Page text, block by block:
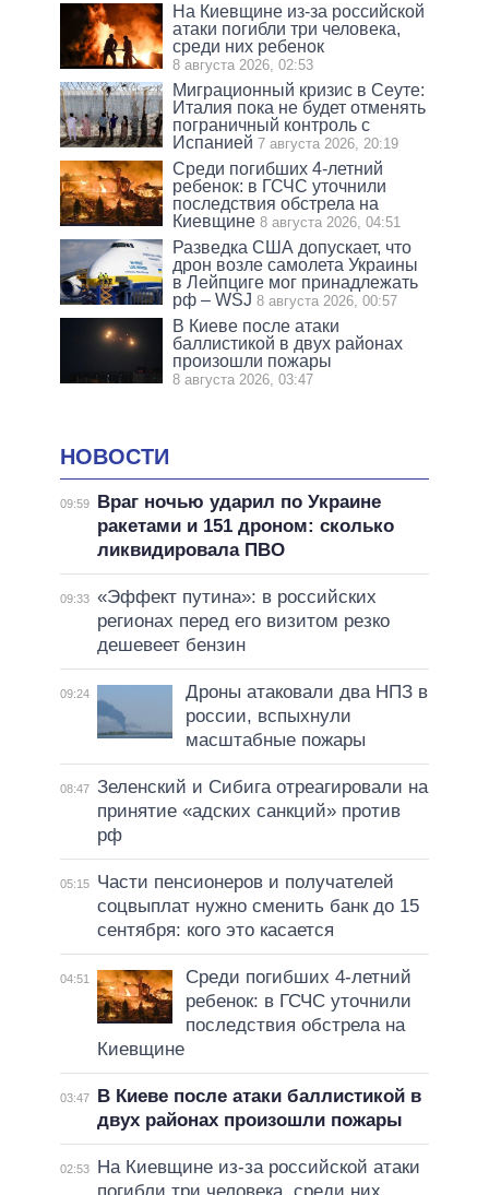
На Киевщине из-за российской
атаки погибли три человека,
среди них ребенок
8 августа 2026, 02:53
Миграционный кризис в Сеуте:
Италия пока не будет отменять
пограничный контроль с
Испанией 7 августа 2026, 20:19
Среди погибших 4-летний
ребенок: в ГСЧС уточнили
последствия обстрела на
Киевщине 8 августа 2026, 04:51
Разведка США допускает, что
дрон возле самолета Украины
в Лейпциге мог принадлежать
рф – WSJ 8 августа 2026, 00:57
В Киеве после атаки
баллистикой в двух районах
произошли пожары
8 августа 2026, 03:47
НОВОСТИ
09:59
Враг ночью ударил по Украине
ракетами и 151 дроном: сколько
ликвидировала ПВО
09:33 «Эффект путина»: в российских
регионах перед его визитом резко
дешевеет бензин
09:24
Дроны атаковали два НПЗ в
россии, вспыхнули
масштабные пожары
08:47 Зеленский и Сибига отреагировали на
принятие «адских санкций» против
рф
05:15
Части пенсионеров и получателей
соцвыплат нужно сменить банк до 15
сентября: кого это касается
04:51
Среди погибших 4-летний
ребенок: в ГСЧС уточнили
последствия обстрела на
Киевщине
03:47
В Киеве после атаки баллистикой в
двух районах произошли пожары
02:53
На Киевщине из-за российской атаки
погибли три человека, среди них